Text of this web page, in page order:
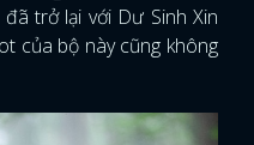
trở lại với Dư Sinh Xin
của bộ này cũng không